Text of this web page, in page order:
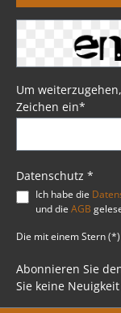
Um
Zeichen ein*
Datenschutz *
Ich habe die
und die AGB
Die mit einem Stern
Abonnieren Sie
Sie keine